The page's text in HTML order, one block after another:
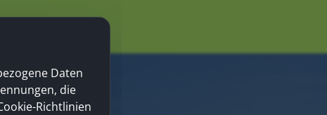
Daten
die
Richtlinien